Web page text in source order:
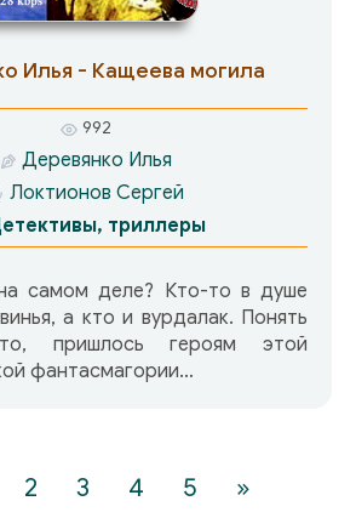
Илья - Кащеева могила
992
Деревянко Илья
Локтионов Сергей
триллеры
самом деле? Кто-то в душе
а кто и вурдалак. Понять
пришлось героям этой
фантасмагории…
2 3 4 5 »